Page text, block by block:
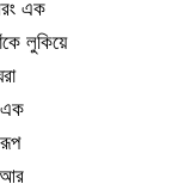
এক
লুকিয়ে
এক
আর